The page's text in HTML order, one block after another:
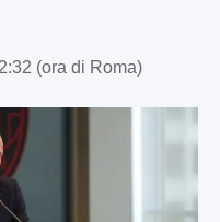
(ora di Roma)